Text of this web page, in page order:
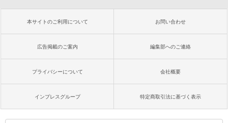
本サイトのご利用について お問い合わせ
広告掲載のご案内 編集部へのご連絡
プライバシーについて 会社概要
インプレスグループ 特定商取引法に基づく表示